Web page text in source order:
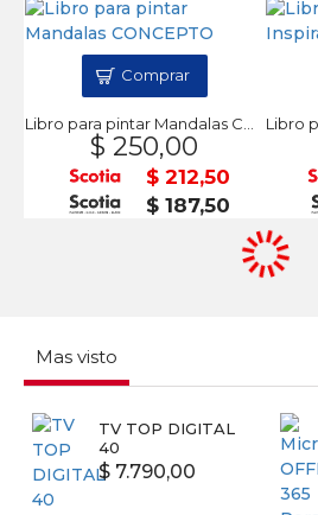
$ 250,00
$ 212,50
$ 187,50
Comprar
Mas visto
TV TOP DIGITAL
40
$ 7.790,00